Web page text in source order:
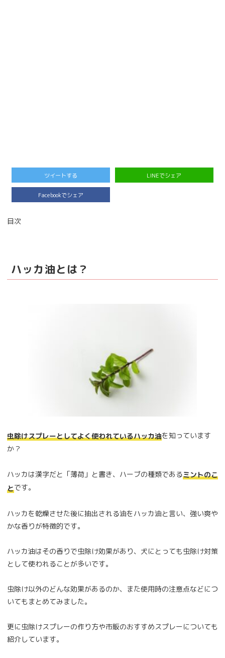
ツイートする LINEでシェア
Facebookでシェア
目次
ハッカ油とは？
虫除けスプレーとしてよく使われているハッカ油を知っています
か？
ハッカは漢字だと「薄荷」と書き、ハーブの種類であるミントのこ
とです。
ハッカを乾燥させた後に抽出される油をハッカ油と言い、強い爽や
かな香りが特徴的です。
ハッカ油はその香りで虫除け効果があり、犬にとっても虫除け対策
として使われることが多いです。
虫除け以外のどんな効果があるのか、また使用時の注意点などにつ
いてもまとめてみました。
更に虫除けスプレーの作り方や市販のおすすめスプレーについても
紹介しています。